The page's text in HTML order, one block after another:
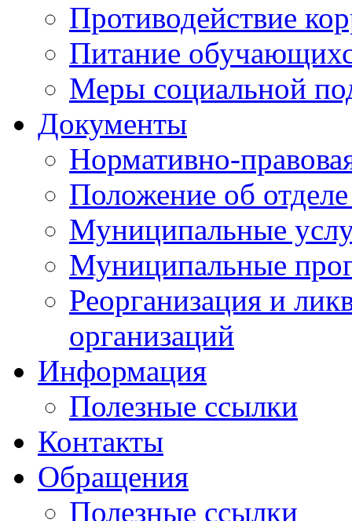
Противодействие
Питание
Меры социальной
Документы
Нормативно-
Положение об
Муниципальные
Муниципальные
Реорганизация и
организаций
Информация
Полезные ссылки
Контакты
Обращения
Полезные ссылки